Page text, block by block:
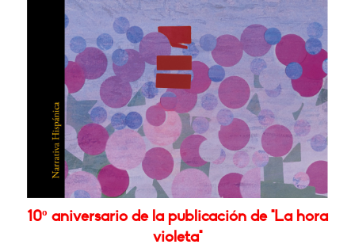
10º aniversario de la publicación de "La hora
violeta"